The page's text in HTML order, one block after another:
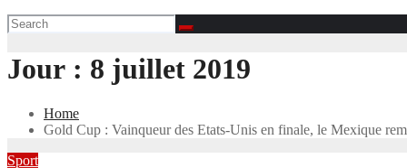
Jour : 8 juillet 2019
Home
Gold Cup : Vainqueur des Etats-Unis en finale, le Mexique
Sport